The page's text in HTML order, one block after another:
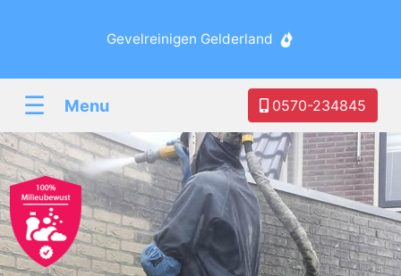
Gevelreinigen Gelderland
☰ Menu 0570-234845